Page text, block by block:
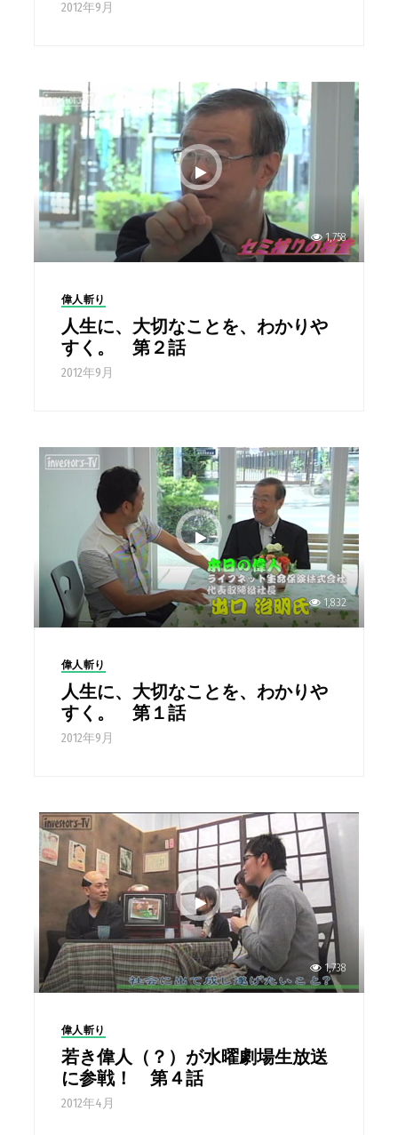
2012年9月
1,758
偉人斬り
人生に、大切なことを、わかりや
すく。 第２話
2012年9月
1,832
偉人斬り
人生に、大切なことを、わかりや
すく。 第１話
2012年9月
1,738
偉人斬り
若き偉人（？）が水曜劇場生放送
に参戦！ 第４話
2012年4月